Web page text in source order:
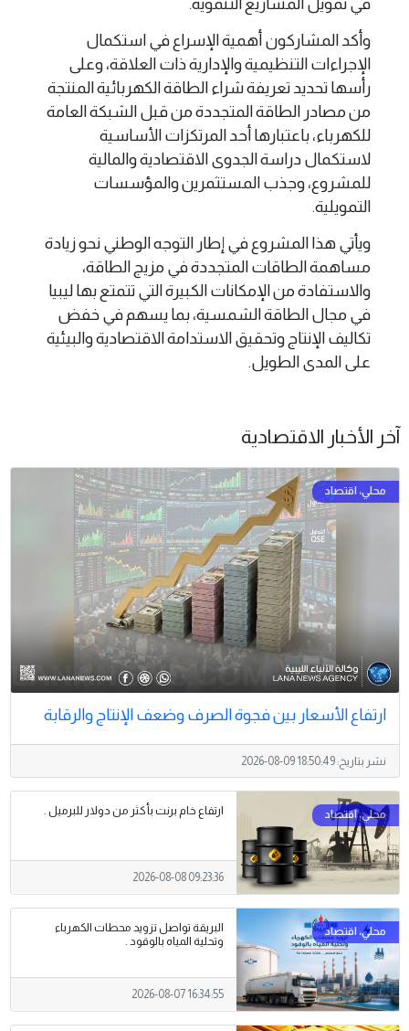
وأكد المشاركون أهمية الإسراع في استكمال
الإجراءات التنظيمية والإدارية ذات العلاقة، وعلى
رأسها تحديد تعريفة شراء الطاقة الكهربائية المنتجة
من مصادر الطاقة المتجددة من قبل الشبكة العامة
للكهرباء، باعتبارها أحد المرتكزات الأساسية
لاستكمال دراسة الجدوى الاقتصادية والمالية
للمشروع، وجذب المستثمرين والمؤسسات
التمويلية.
ويأتي هذا المشروع في إطار التوجه الوطني نحو زيادة
مساهمة الطاقات المتجددة في مزيج الطاقة،
والاستفادة من الإمكانات الكبيرة التي تتمتع بها ليبيا
في مجال الطاقة الشمسية، بما يسهم في خفض
تكاليف الإنتاج وتحقيق الاستدامة الاقتصادية والبيئية
على المدى الطويل.
آخر الأخبار الاقتصادية
ارتفاع الأسعار بين فجوة الصرف وضعف الإنتاج والرقابة
نشر بتاريخ:2026-08-09 18:50:49
ارتفاع خام برنت بأكثر من ​دولار للبرميل .
2026-08-08 09:23:36
البريقة تواصل تزويد محطات الكهرباء
وتحلية المياه بالوقود .
2026-08-07 16:34:55